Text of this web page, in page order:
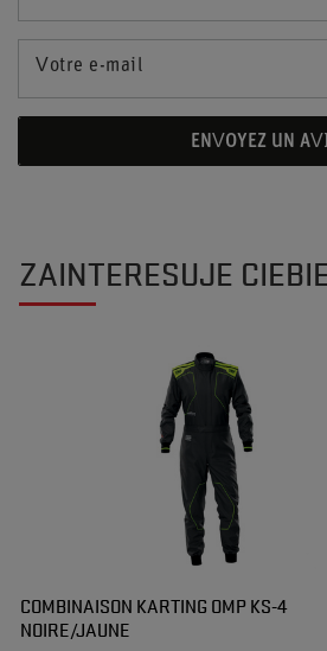
Votre e-mail
ENVOYEZ UN
ZAINTERESUJE
COMBINAISON KARTING OMP KS-4
NOIRE/JAUNE